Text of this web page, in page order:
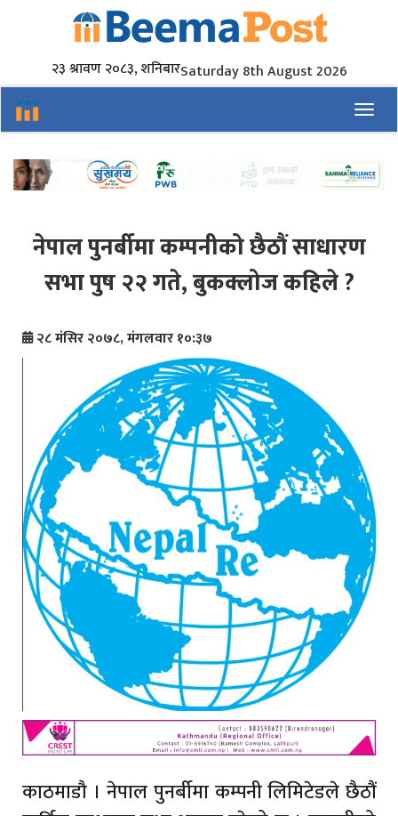
२३ श्रावण २०८३, शनिबारSaturday 8th August 2026
नेपाल पुनर्बीमा कम्पनीको छैठौं साधारण
सभा पुष २२ गते, बुकक्लोज कहिले ?
२८ मंसिर २०७८, मंगलवार १०:३७
काठमाडौ । नेपाल पुनर्बीमा कम्पनी लिमिटेडले छैठौं